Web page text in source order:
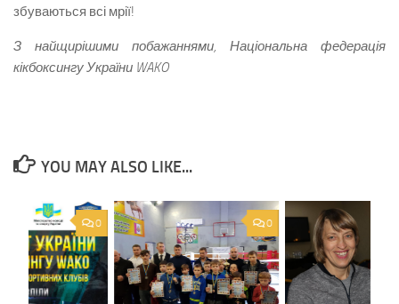
збуваються всі мрії!
З найщирішими побажаннями, Національна федерація
кікбоксингу України WAKO
YOU MAY ALSO LIKE...
0
0